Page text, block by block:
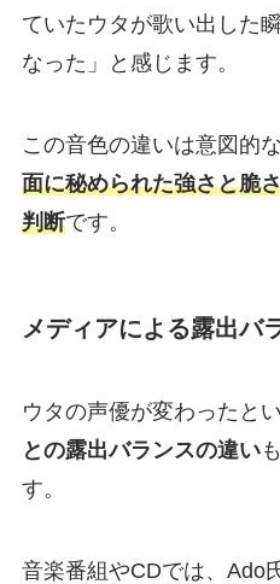
ていたウタが歌い出した
なった」と感じます。
この音色の違いは意図的
面に秘められた強さと脆
判断です。
メディアによる露出バ
ウタの声優が変わったと
との露出バランスの違い
す。
音楽番組やCDでは、Ado